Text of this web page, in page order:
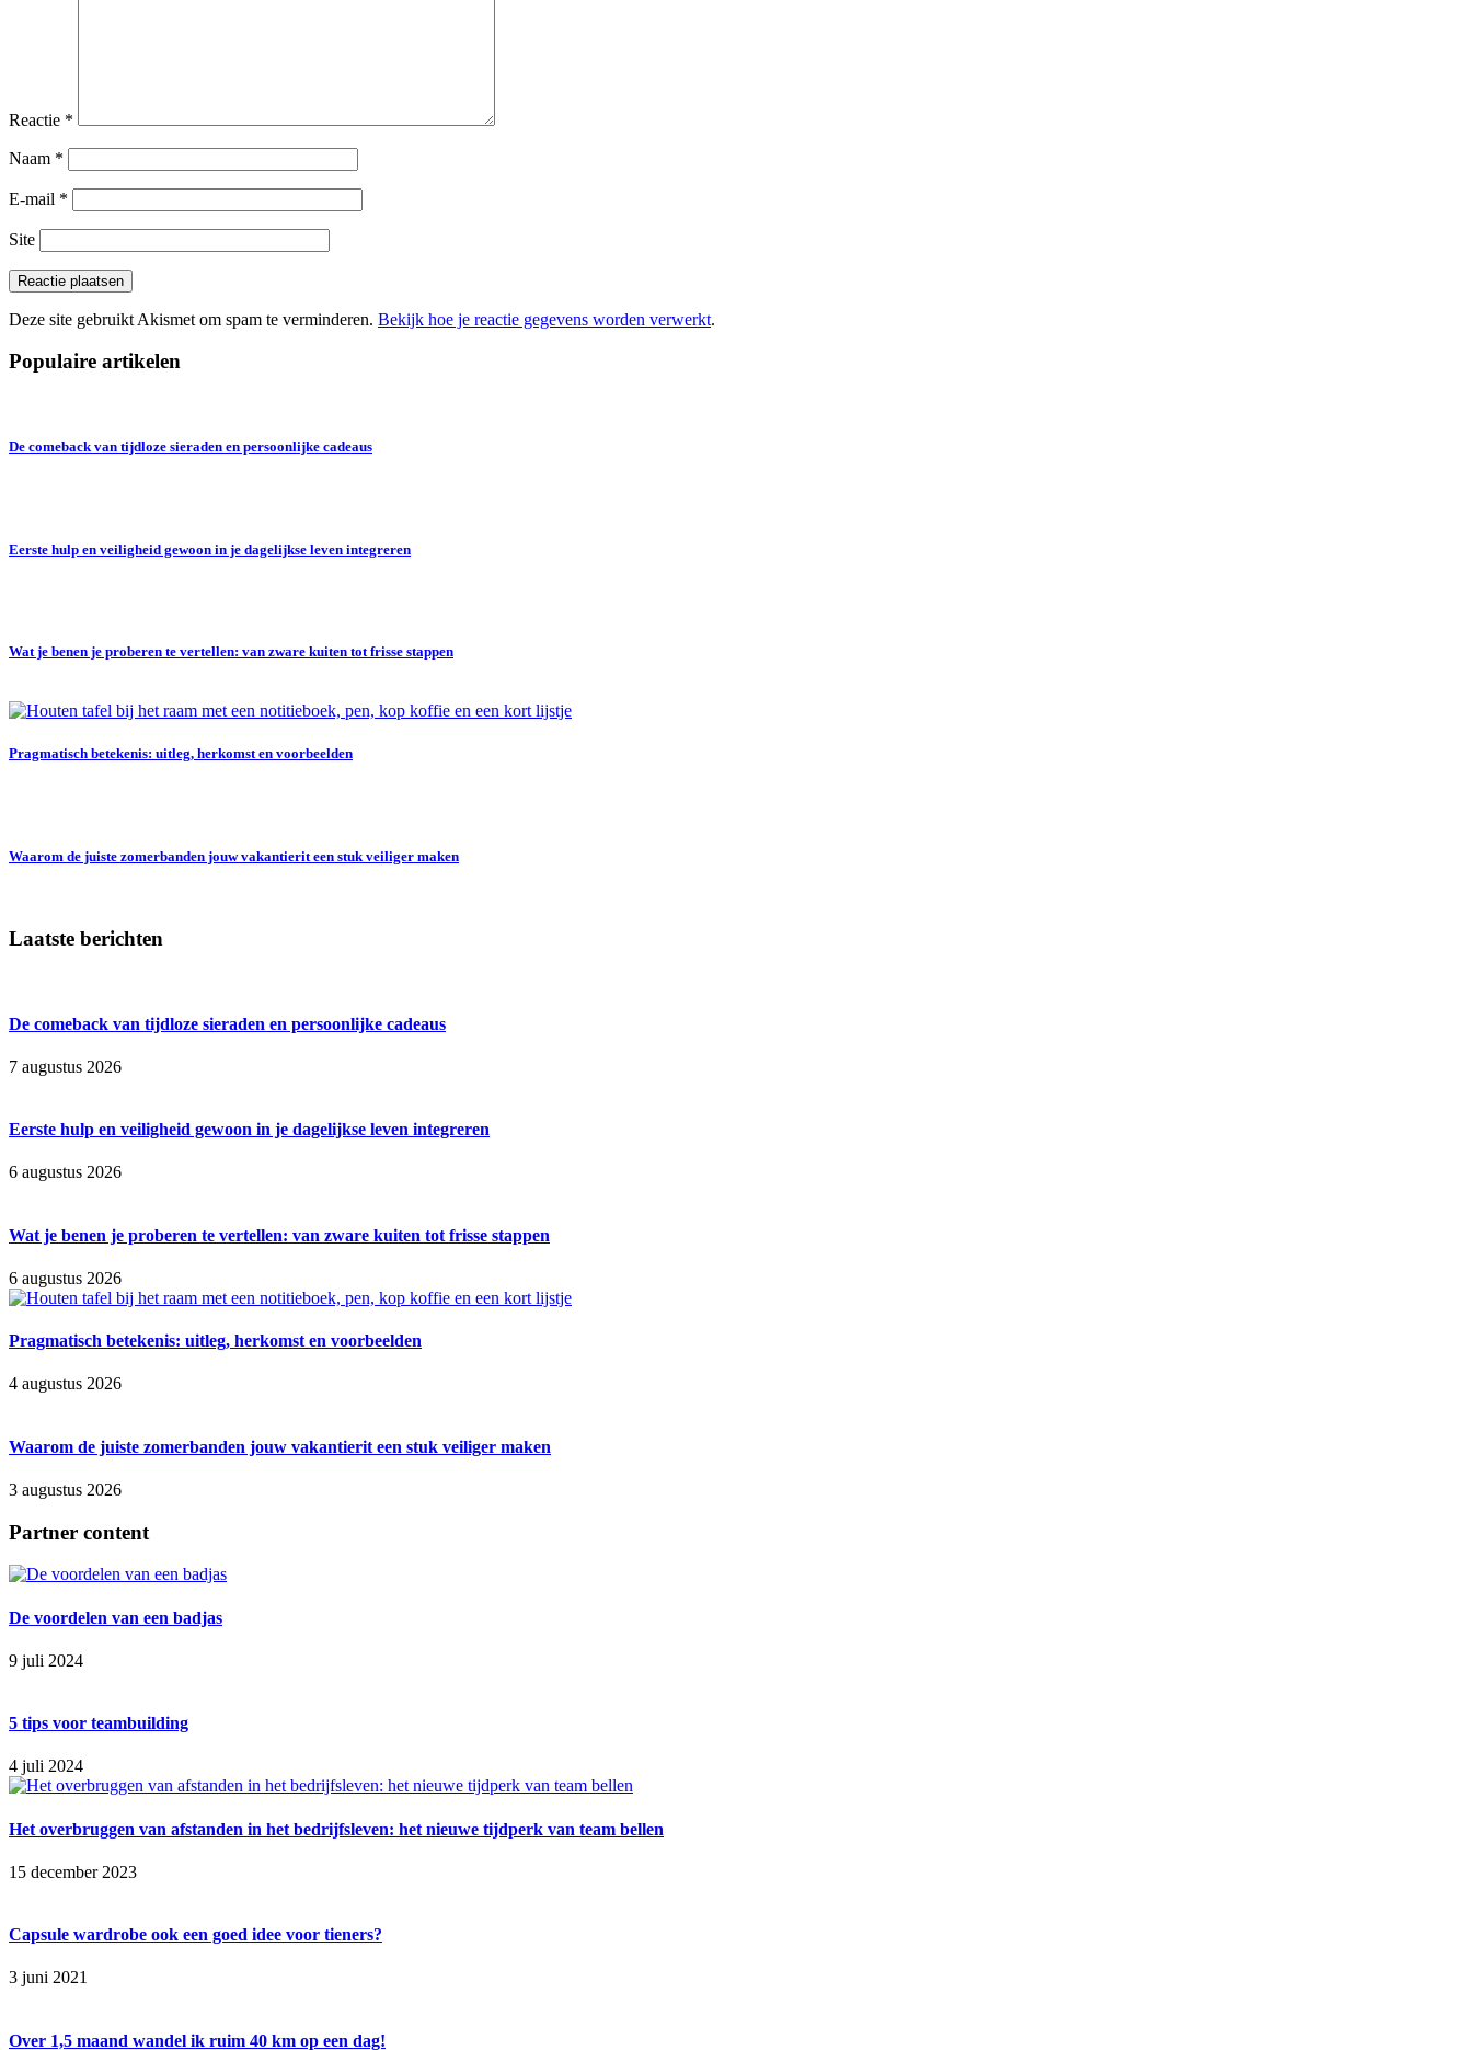
Reactie *
Naam *
E-mail *
Site
Deze site gebruikt Akismet om spam te verminderen. Bekijk hoe je reactie gegevens worden verwerkt.
Populaire artikelen
De comeback van tijdloze sieraden en persoonlijke cadeaus
Eerste hulp en veiligheid gewoon in je dagelijkse leven integreren
Wat je benen je proberen te vertellen: van zware kuiten tot frisse stappen
Pragmatisch betekenis: uitleg, herkomst en voorbeelden
Waarom de juiste zomerbanden jouw vakantierit een stuk veiliger maken
Laatste berichten
De comeback van tijdloze sieraden en persoonlijke cadeaus
7 augustus 2026
Eerste hulp en veiligheid gewoon in je dagelijkse leven integreren
6 augustus 2026
Wat je benen je proberen te vertellen: van zware kuiten tot frisse stappen
6 augustus 2026
Pragmatisch betekenis: uitleg, herkomst en voorbeelden
4 augustus 2026
Waarom de juiste zomerbanden jouw vakantierit een stuk veiliger maken
3 augustus 2026
Partner content
De voordelen van een badjas
9 juli 2024
5 tips voor teambuilding
4 juli 2024
Het overbruggen van afstanden in het bedrijfsleven: het nieuwe tijdperk van team bellen
15 december 2023
Capsule wardrobe ook een goed idee voor tieners?
3 juni 2021
Over 1,5 maand wandel ik ruim 40 km op een dag!